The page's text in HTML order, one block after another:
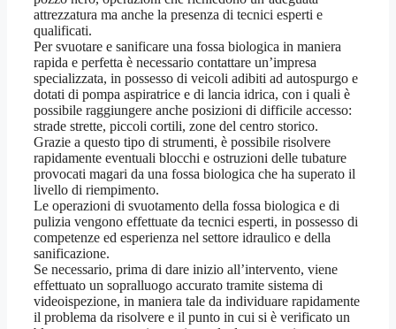
attrezzatura ma anche la presenza di tecnici esperti e
qualificati.
Per svuotare e sanificare una fossa biologica in maniera
rapida e perfetta è necessario contattare un’impresa
specializzata, in possesso di veicoli adibiti ad autospurgo e
dotati di pompa aspiratrice e di lancia idrica, con i quali è
possibile raggiungere anche posizioni di difficile accesso:
strade strette, piccoli cortili, zone del centro storico.
Grazie a questo tipo di strumenti, è possibile risolvere
rapidamente eventuali blocchi e ostruzioni delle tubature
provocati magari da una fossa biologica che ha superato il
livello di riempimento.
Le operazioni di svuotamento della fossa biologica e di
pulizia vengono effettuate da tecnici esperti, in possesso di
competenze ed esperienza nel settore idraulico e della
sanificazione.
Se necessario, prima di dare inizio all’intervento, viene
effettuato un sopralluogo accurato tramite sistema di
videoispezione, in maniera tale da individuare rapidamente
il problema da risolvere e il punto in cui si è verificato un